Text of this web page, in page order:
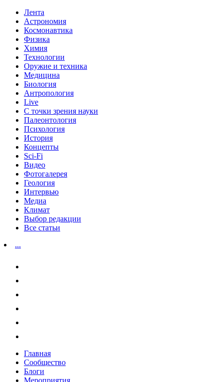
Лента
Астрономия
Космонавтика
Физика
Химия
Технологии
Оружие и техника
Медицина
Биология
Антропология
Live
С точки зрения науки
Палеонтология
Психология
История
Концепты
Sci-Fi
Видео
Фотогалерея
Геология
Интервью
Медиа
Климат
Выбор редакции
Все статьи
...
Главная
Сообщество
Блоги
Мероприятия